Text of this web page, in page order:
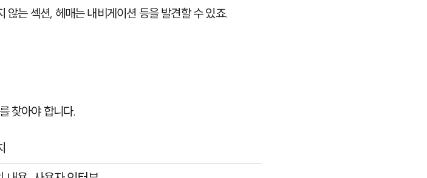
않는 섹션, 헤매는 내비게이션 등을 발견할 수 있죠.
찾아야 합니다.